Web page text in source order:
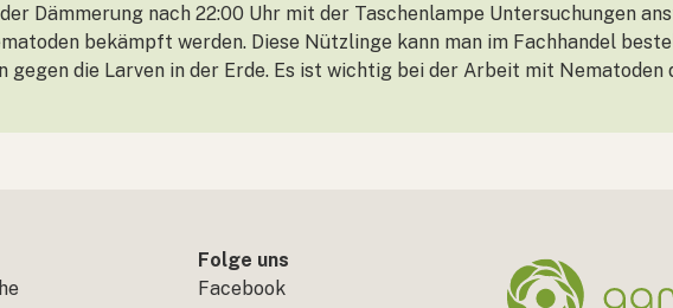
Dämmerung nach 22:00 Uhr mit der Taschenlampe Untersuchungen
bekämpft werden. Diese Nützlinge kann man im Fachhandel
die Larven in der Erde. Es ist wichtig bei der Arbeit mit Nematoden
Folge uns
Facebook